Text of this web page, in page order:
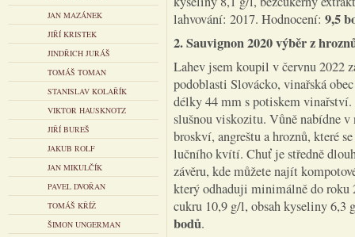
JAN MAZÁNEK
JIŘÍ KRISTEK
JINDŘICH JURÁŠ
TOMÁŠ TOMAN
STANISLAV KOLAŘÍK
VIKTOR HAUSKNOTZ
JIŘÍ BUREŠ
JAKUB ROLF
JAN MIKULČÍK
PAVEL DVOŘAN
TOMÁŠ KŘÍŽ
ŠIMON UNGERMAN
lahvování: 2017. Hodnocení: 9,5
2. Sauvignon 2020 výběr z
Lahev jsem koupil v červnu 2022
podoblasti Slovácko, vinařská
délky 44 mm s potiskem
slušnou viskozitu. Vůně nabídne
broskví, angreštu a hroznů, které
lučního kvítí. Chuť je středně
závěru, kde můžete najít
který odhaduji minimálně do roku
cukru 10,9 g/l, obsah kyseliny
bodů.